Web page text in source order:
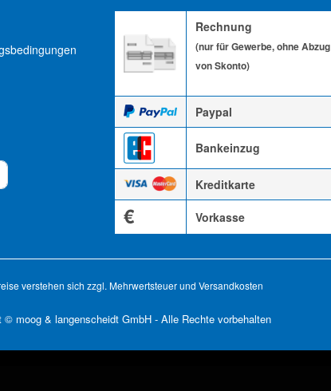
Rechnung
(nur für Gewerbe, ohne Abzug
von Skonto)
Paypal
Bankeinzug
Kreditkarte
€ Vorkasse
verstehen sich zzgl. Mehrwertsteuer und Versandkosten
© moog & langenscheidt GmbH - Alle Rechte vorbehalten